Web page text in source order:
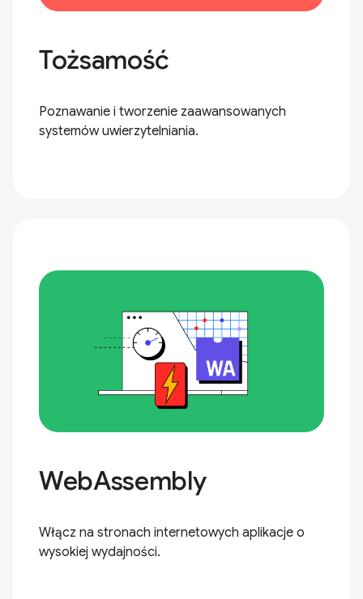
Tożsamość
Poznawanie i tworzenie zaawansowanych
systemów uwierzytelniania.
WebAssembly
Włącz na stronach internetowych aplikacje o
wysokiej wydajności.